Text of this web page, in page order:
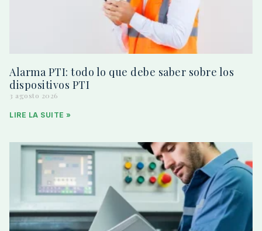
Alarma PTI: todo lo que debe saber sobre los
dispositivos PTI
3 agosto 2026
LIRE LA SUITE »